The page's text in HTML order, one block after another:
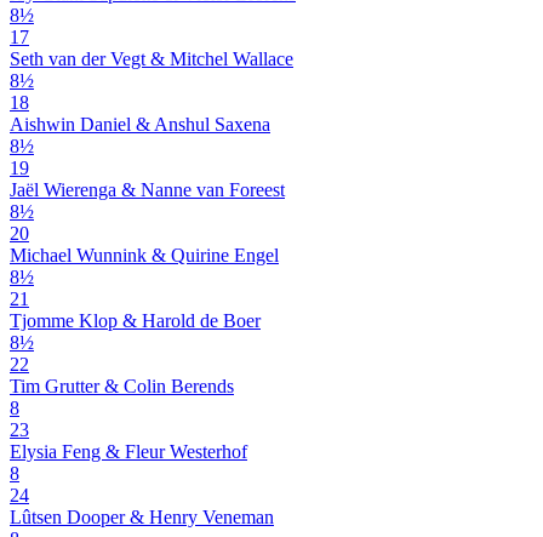
8½
17
Seth van der Vegt & Mitchel Wallace
8½
18
Aishwin Daniel & Anshul Saxena
8½
19
Jaël Wierenga & Nanne van Foreest
8½
20
Michael Wunnink & Quirine Engel
8½
21
Tjomme Klop & Harold de Boer
8½
22
Tim Grutter & Colin Berends
8
23
Elysia Feng & Fleur Westerhof
8
24
Lûtsen Dooper & Henry Veneman